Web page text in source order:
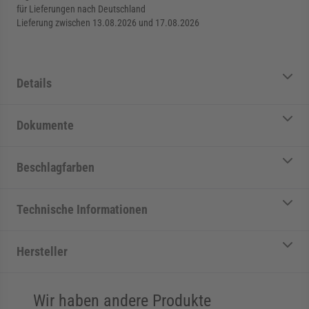
für Lieferungen nach Deutschland
Lieferung zwischen 13.08.2026 und 17.08.2026
Details
Dokumente
Beschlagfarben
Technische Informationen
Hersteller
Wir haben andere Produkte